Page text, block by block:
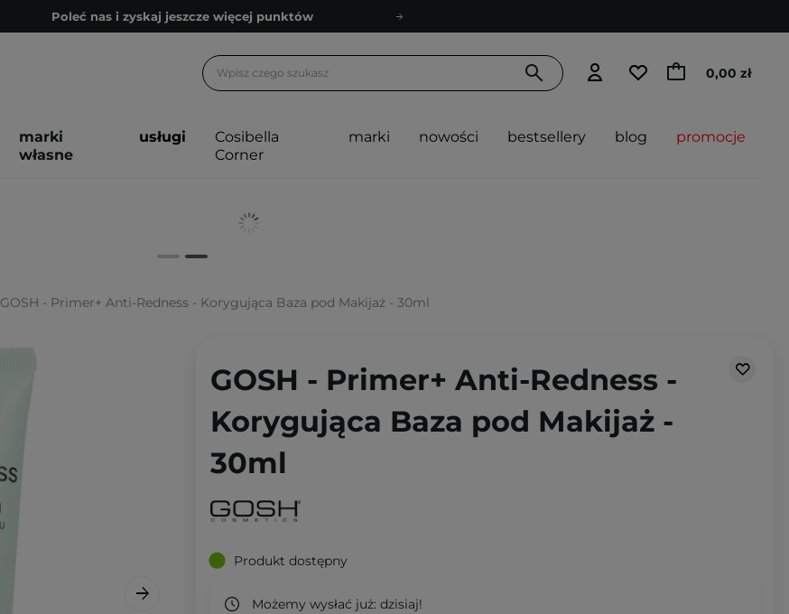
Poleć nas i zyskaj jeszcze więcej punktów
Bezpłatne konsultacje kosmetologiczne
Poleć nas i zyskaj jeszcze więcej punktów
0,00 zł
marki
własne
usługi
Cosibella
Corner
marki nowości bestsellery blog promocje
GOSH - Primer+ Anti-Redness - Korygująca Baza pod Makijaż - 30ml
GOSH - Primer+ Anti-Redness -
Korygująca Baza pod Makijaż -
30ml
Produkt dostępny
Możemy wysłać już: dzisiaj!